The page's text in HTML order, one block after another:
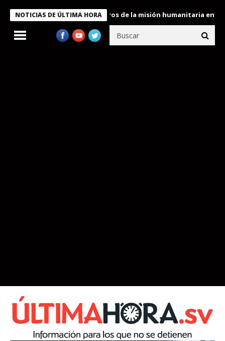
NOTICIAS DE ÚLTIMA HORA
condecora a miembros de la misión humanitaria enviada a